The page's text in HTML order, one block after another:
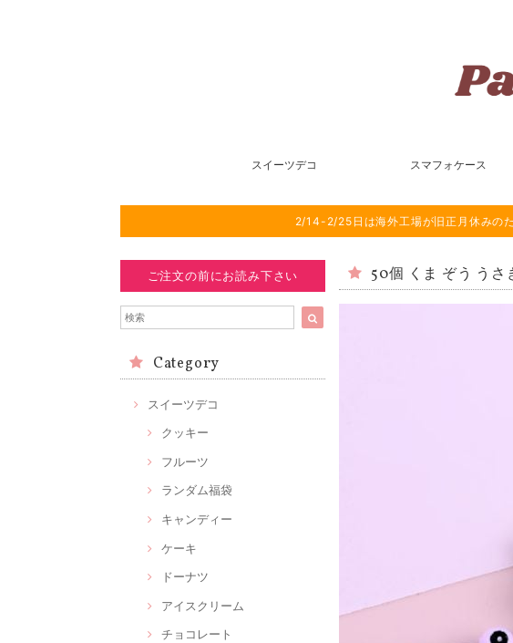
スイーツデコ スマフォケース
2/14-2/25日は海外工場が旧正月休みの
ご注文の前にお読み下さい
Category
スイーツデコ
クッキー
フルーツ
ランダム福袋
キャンディー
ケーキ
ドーナツ
アイスクリーム
チョコレート
50個 くま ぞう うさ